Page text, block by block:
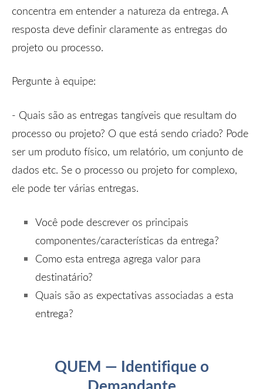
concentra em entender a natureza da entrega. A
resposta deve definir claramente as entregas do
projeto ou processo.
Pergunte à equipe:
- Quais são as entregas tangíveis que resultam do
processo ou projeto? O que está sendo criado? Pode
ser um produto físico, um relatório, um conjunto de
dados etc. Se o processo ou projeto for complexo,
ele pode ter várias entregas.
Você pode descrever os principais
componentes/características da entrega?
Como esta entrega agrega valor para
destinatário?
Quais são as expectativas associadas a esta
entrega?
QUEM — Identifique o